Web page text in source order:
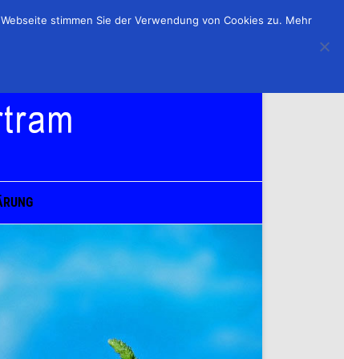
stimmen Sie der Verwendung von Cookies zu. Mehr